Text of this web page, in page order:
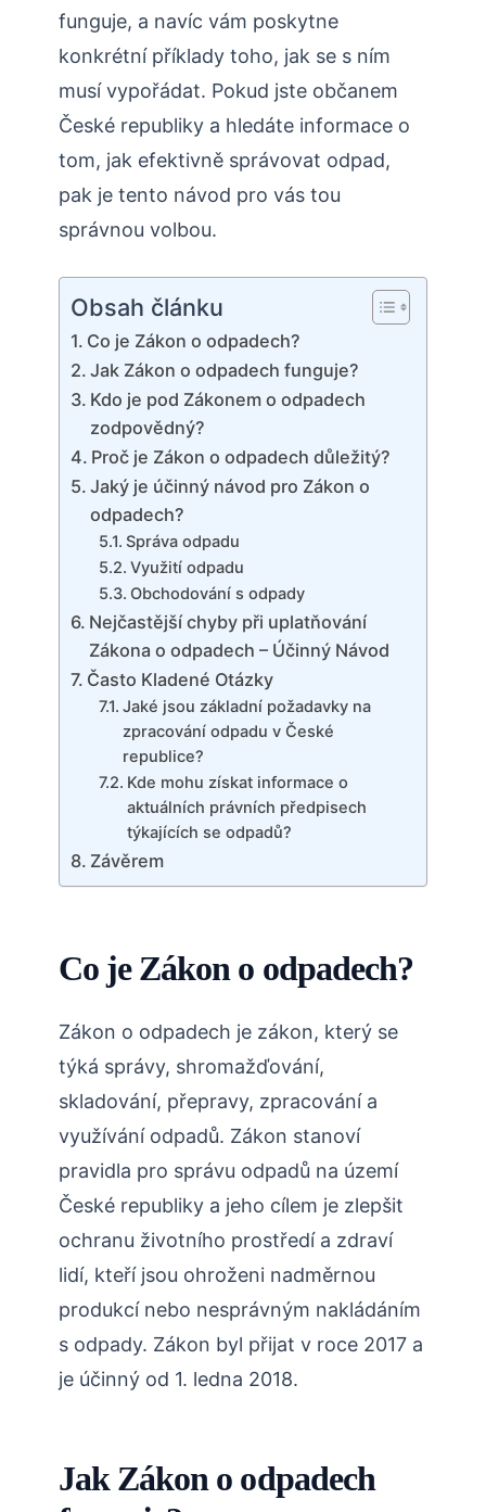
funguje, a navíc vám poskytne
konkrétní příklady toho, jak se s ním
musí vypořádat. Pokud jste občanem
České republiky a hledáte informace o
tom, jak efektivně správovat odpad,
pak je tento návod pro vás tou
správnou volbou.
Obsah článku
Co je Zákon o odpadech?
Jak Zákon o odpadech funguje?
Kdo je pod Zákonem o odpadech
zodpovědný?
Proč je Zákon o odpadech důležitý?
Jaký je účinný návod pro Zákon o
odpadech?
Správa odpadu
Využití odpadu
Obchodování s odpady
Nejčastější chyby při uplatňování
Zákona o odpadech – Účinný Návod
Často Kladené Otázky
Jaké jsou základní požadavky na
zpracování odpadu v České
republice?
Kde mohu získat informace o
aktuálních právních předpisech
týkajících se odpadů?
Závěrem
Co je Zákon o odpadech?
Zákon o odpadech je zákon, který se
týká správy, shromažďování,
skladování, přepravy, zpracování a
využívání odpadů. Zákon stanoví
pravidla pro správu odpadů na území
České republiky a jeho cílem je zlepšit
ochranu životního prostředí a zdraví
lidí, kteří jsou ohroženi nadměrnou
produkcí nebo nesprávným nakládáním
s odpady. Zákon byl přijat v roce 2017 a
je účinný od 1. ledna 2018.
Jak Zákon o odpadech